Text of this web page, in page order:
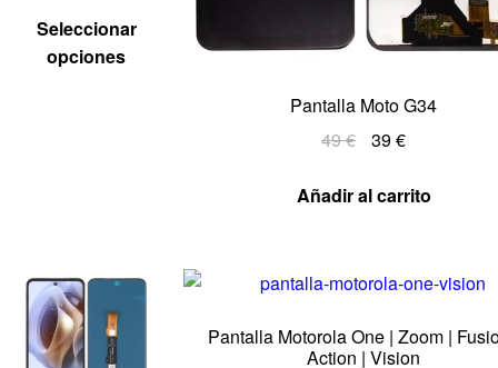
Seleccionar
opciones
Pantalla Moto G34
49€ 39€
Añadir al carrito
Pantalla Motorola One | Zoom |
Action | Vision